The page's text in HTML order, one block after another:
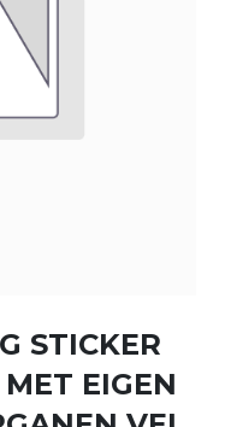
STICKER
EIGEN